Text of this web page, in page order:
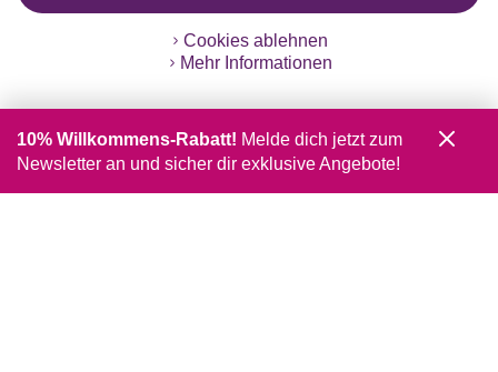
Cookies ablehnen
Mehr Informationen
10% Willkommens-Rabatt! Melde dich jetzt zum
Newsletter an und sicher dir exklusive Angebote!